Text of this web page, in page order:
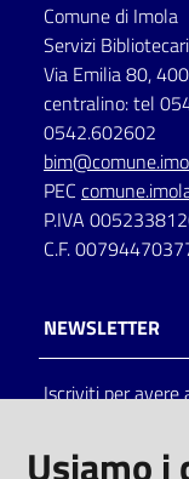
Seguici
su
Catalogo
Comune di Imola
Servizi
Via Emilia 80,
centralino: tel
0542.602602
PEC
P.IVA
C.F.
NEWSLETTER
Iscriviti per avere
Usiamo i